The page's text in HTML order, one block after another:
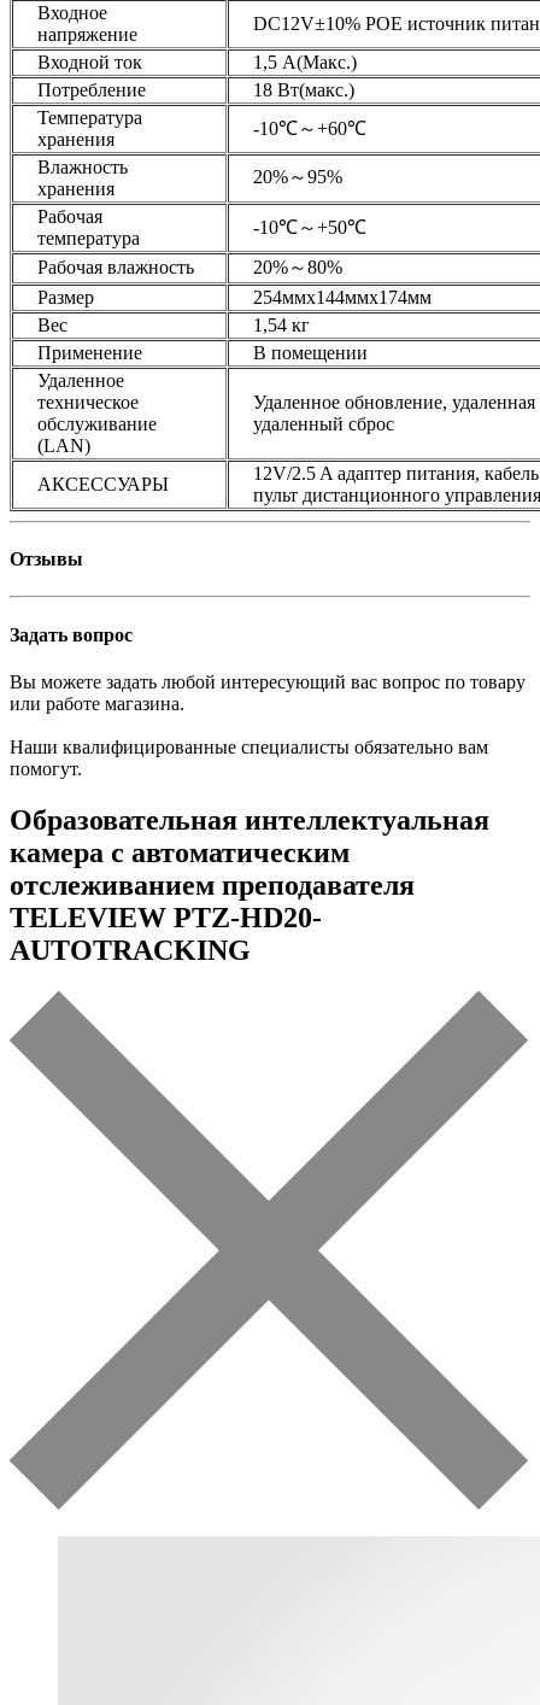
Входное
напряжение
DC12V±10% POE источник
Входной ток
1,5 А(Макс.)
Потребление
18 Вт(макс.)
Температура
хранения
-10℃～+60℃
Влажность
хранения
20%～95%
Рабочая
температура
-10℃～+50℃
Рабочая влажность
20%～80%
Размер
254ммх144ммх174мм
Вес
1,54 кг
Применение
В помещении
Удаленное
техническое
обслуживание
(LAN)
Удаленное обновление, удаленная
удаленный сброс
АКСЕССУАРЫ
12V/2.5 A адаптер питания,
пульт дистанционного управления
Отзывы
Задать вопрос
Вы можете задать любой интересующий вас вопрос по товару
или работе магазина.
Наши квалифицированные специалисты обязательно вам
помогут.
Образовательная интеллектуальная
камера с автоматическим
отслеживанием преподавателя
TELEVIEW PTZ-HD20-
AUTOTRACKING